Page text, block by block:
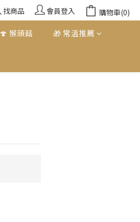
找商品 會員登入 購物車(0)
🍄 猴頭菇 🎁 常溫推薦